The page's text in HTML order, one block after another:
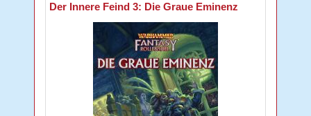
Der Innere Feind 3: Die Graue Eminenz